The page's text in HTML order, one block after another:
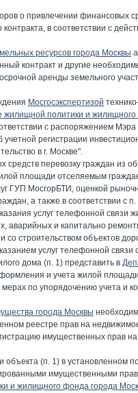
о привлечении финансовых
в соответствии с
ресурсов города Москвы
контракт и другие
аренды земельного
Мосгосэкспертизой
жилищной политики и
с распоряжением
регистрации
в г. Москве".
средств перевозку граждан из
площади отселяемым
ГУП МосгорБТИ, оценкой
а также в соответствии с
услуг телефонной связи
аварийных и капитально
строительством объектов
услуг телефонной
дома (п. 1) представить в
и учета жилой
по упорядочению учета и
города Москвы
реестре прав на
имущественных прав
объекта (п. 1) в установленном
имущественными
и жилищного фонда города